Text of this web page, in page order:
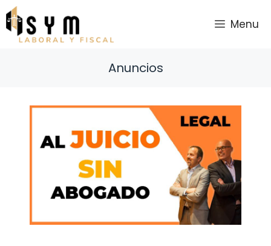
Saltar
al
contenido
Menu
Anuncios